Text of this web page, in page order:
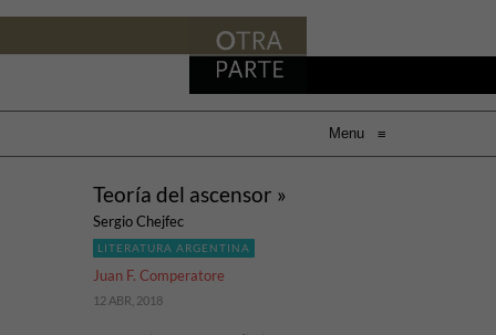
Menu ≡
Teoría del ascensor »
Sergio Chejfec
LITERATURA ARGENTINA
Juan F. Comperatore
12 ABR, 2018